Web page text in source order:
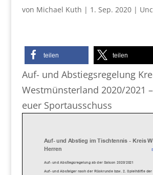
von Michael Kuth | 1. Sep. 2020|
teilen teilen
Auf- und Abstiegsregelung
Westmünsterland 2020/2021
euer Sportausschuss